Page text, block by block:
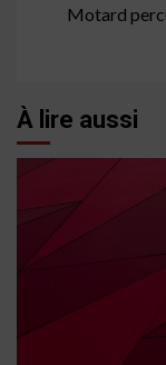
Motard
À lire aussi